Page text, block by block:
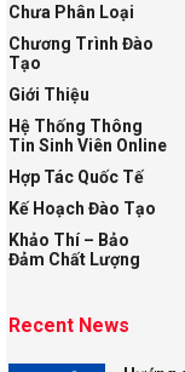
Chưa Phân Loại
Chương Trình Đào
Tạo
Giới Thiệu
Hệ Thống Thông
Tin Sinh Viên Online
Hợp Tác Quốc Tế
Kế Hoạch Đào Tạo
Khảo Thí – Bảo
Đảm Chất Lượng
Recent News